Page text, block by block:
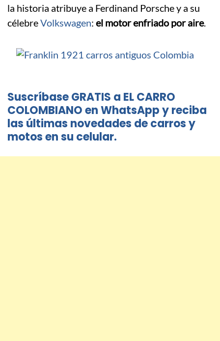
la historia atribuye a Ferdinand Porsche y a su
célebreVolkswagen: el motor enfriado por aire.
Suscríbase GRATIS a EL CARRO
COLOMBIANO en WhatsApp y reciba
las últimas novedades de carros y
motos en su celular.